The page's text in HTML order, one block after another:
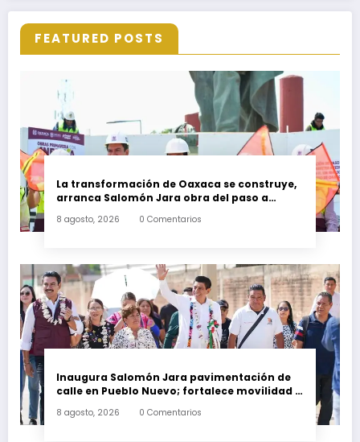
FEATURED POSTS
La transformación de Oaxaca se construye,
arranca Salomón Jara obra del paso a
kilómetro 184 + 300
8 agosto, 2026 0 Comentarios
Inaugura Salomón Jara pavimentación de
calle en Pueblo Nuevo; fortalece movilidad y
8 agosto, 2026 0 Comentarios